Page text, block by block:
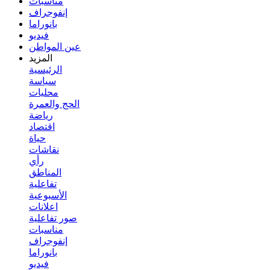
إنفوجراف
بانوراما
فيديو
عين المواطن
المزيد
الرئيسية
سياسة
محليات
الحج والعمرة
رياضة
اقتصاد
حياة
نقاشات
رأي
المناطق
تفاعلية
الأسبوعية
اعلانات
صور تفاعلية
مناسبات
إنفوجراف
بانوراما
فيديو